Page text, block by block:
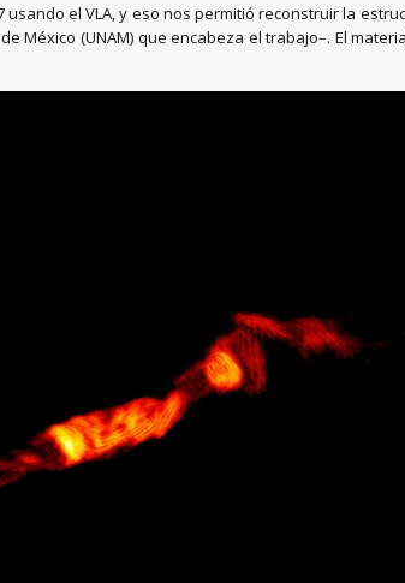
el VLA, y eso nos permitió reconstruir la
México (UNAM) que encabeza el trabajo–. El